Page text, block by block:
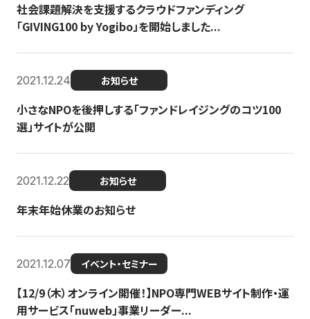
社会課題解決を支援するクラウドファンディング
「GIVING100 by Yogibo」を開始しました...
2021.12.24 お知らせ
小さなNPOを後押しする「ファンドレイジングのコツ100
選」サイトが公開
2021.12.22 お知らせ
年末年始休業のお知らせ
2021.12.07 イベント・セミナー
【12/9（木）オンライン開催！】NPO専門WEBサイト制作・運
用サービス「nuweb」事業リーダー...